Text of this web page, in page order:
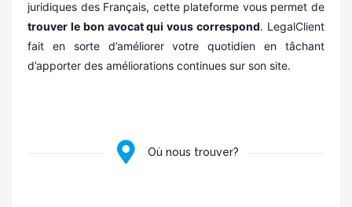
juridiques des Français, cette plateforme vous permet de
trouver le bon avocat qui vous correspond. LegalClient
fait en sorte d’améliorer votre quotidien en tâchant
d’apporter des améliorations continues sur son site.
Où nous trouver?